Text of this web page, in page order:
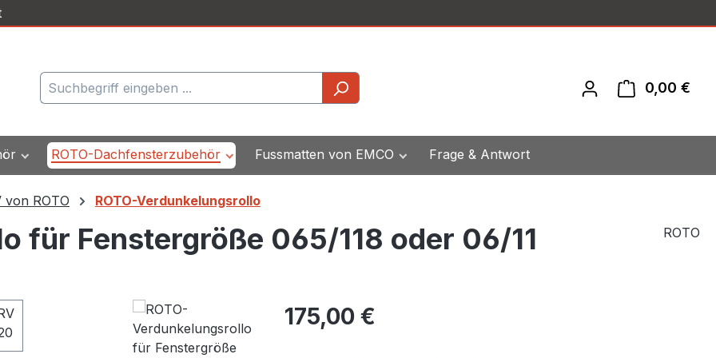
0,00 €
ROTO-Dachfensterzubehör Fussmatten von EMCO Frage & Antwort
ROTO ROTO-Verdunkelungsrollo
für Fenstergröße 065/118 oder 06/11 ROTO
Regulärer Preis:
175,00 €